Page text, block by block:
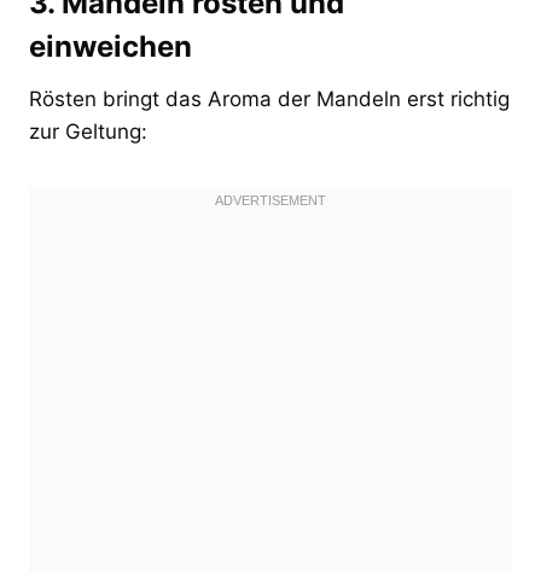
einweichen
Rösten bringt das Aroma der Mandeln erst richtig
zur Geltung: